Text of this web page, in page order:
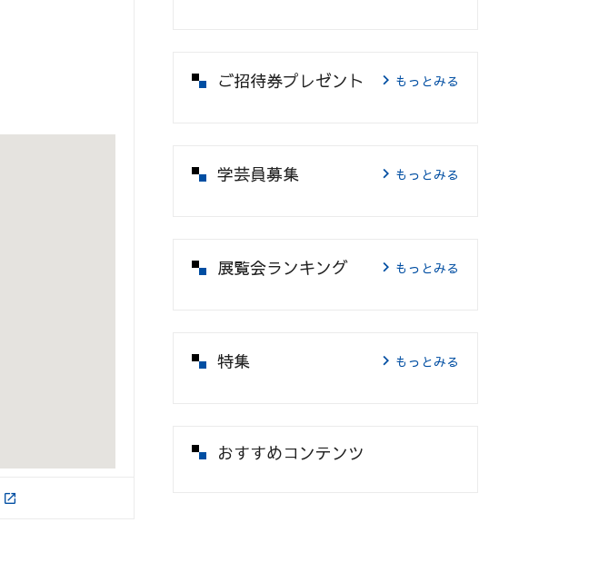
ご招待券プレゼント もっとみる
学芸員募集 もっとみる
展覧会ランキング もっとみる
特集 もっとみる
おすすめコンテンツ